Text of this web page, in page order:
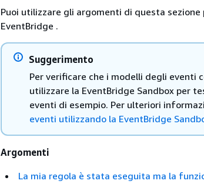
Puoi utilizzare gli argomenti di questa sezione
EventBridge .
Suggerimento
Per verificare che i modelli degli eventi
utilizzare la EventBridge Sandbox per
eventi di esempio. Per ulteriori
eventi utilizzando la EventBridge
Argomenti
La mia regola è stata eseguita ma la